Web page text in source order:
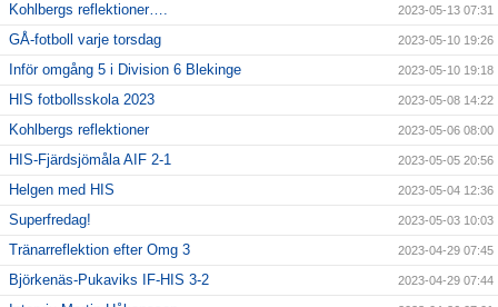
Kohlbergs reflektioner…. 2023-05-13 07:31
GÅ-fotboll varje torsdag 2023-05-10 19:26
Inför omgång 5 i Division 6 Blekinge 2023-05-10 19:18
HIS fotbollsskola 2023 2023-05-08 14:22
Kohlbergs reflektioner 2023-05-06 08:00
HIS-Fjärdsjömåla AIF 2-1 2023-05-05 20:56
Helgen med HIS 2023-05-04 12:36
Superfredag! 2023-05-03 10:03
Tränarreflektion efter Omg 3 2023-04-29 07:45
Björkenäs-Pukaviks IF-HIS 3-2 2023-04-29 07:44